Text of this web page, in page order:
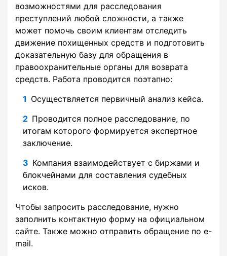
возможностями для расследования
преступлений любой сложности, а также
может помочь своим клиентам отследить
движение похищенных средств и подготовить
доказательную базу для обращения в
правоохранительные органы для возврата
средств. Работа проводится поэтапно:
Осуществляется первичный анализ кейса.
Проводится полное расследование, по
итогам которого формируется экспертное
заключение.
Компания взаимодействует с биржами и
блокчейнами для составления судебных
исков.
Чтобы запросить расследование, нужно
заполнить контактную форму на официальном
сайте. Также можно отправить обращение по e-
mail.